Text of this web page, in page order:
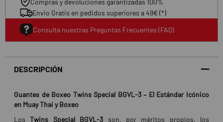
Envio Gratis en pedidos superiores a 49€ (*)
Consulta nuestras Preguntas Frecuentes (FAQ)
DESCRIPCIÓN
Guantes de Boxeo Twins Special BGVL-3 – El Estándar Icónico
en Muay Thai y Boxeo
LosTwins Special BGVL-3 son, por méritos propios, los